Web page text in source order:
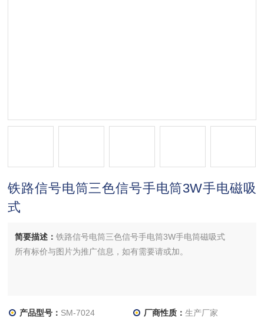
铁路信号电筒三色信号手电筒3W手电磁吸
式
简要描述：铁路信号电筒三色信号手电筒3W手电筒磁吸式
所有标价与图片为推广信息，如有需要请或加。
产品型号： SM-7024 厂商性质： 生产厂家